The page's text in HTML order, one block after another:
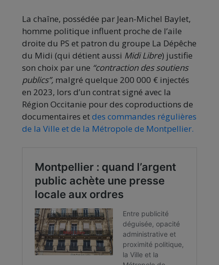
La chaîne, possédée par Jean-Michel Baylet,
homme politique influent proche de l’aile
droite du PS et patron du groupe La Dépêche
du Midi (qui détient aussi Midi Libre) justifie
son choix par une “contraction des soutiens
publics”, malgré quelque 200 000 € injectés
en 2023, lors d’un contrat signé avec la
Région Occitanie pour des coproductions de
documentaires etdes commandes régulières
de la Ville et de la Métropole de Montpellier.